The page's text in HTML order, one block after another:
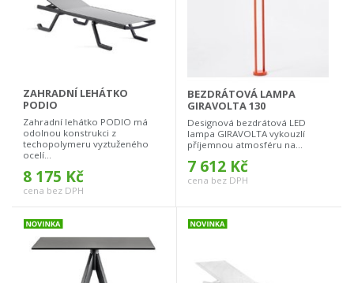
ZAHRADNÍ LEHÁTKO
PODIO
Zahradní lehátko PODIO má
odolnou konstrukci z
techopolymeru vyztuženého
ocelí...
8 175 Kč
cena bez DPH
BEZDRÁTOVÁ LAMPA
GIRAVOLTA 130
Designová bezdrátová LED
lampa GIRAVOLTA vykouzlí
příjemnou atmosféru na...
7 612 Kč
cena bez DPH